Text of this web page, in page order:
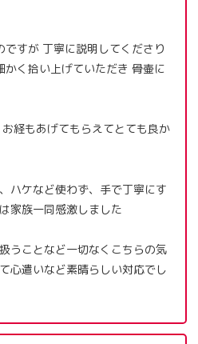
すが 丁寧に説明してくださり
く拾い上げていただき 骨壷に
経もあげてもらえてとても良か
ハケなど使わず、手で丁寧にす
家族一同感激しました
うことなど一切なくこちらの気
心遣いなど素晴らしい対応でし